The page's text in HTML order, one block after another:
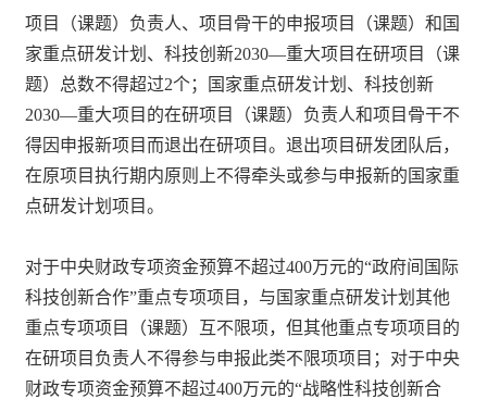
项目（课题）负责人、项目骨干的申报项目（课题）和国
家重点研发计划、科技创新2030—重大项目在研项目（课
题）总数不得超过2个；国家重点研发计划、科技创新
2030—重大项目的在研项目（课题）负责人和项目骨干不
得因申报新项目而退出在研项目。退出项目研发团队后，
在原项目执行期内原则上不得牵头或参与申报新的国家重
点研发计划项目。
对于中央财政专项资金预算不超过400万元的“政府间国际
科技创新合作”重点专项项目，与国家重点研发计划其他
重点专项项目（课题）互不限项，但其他重点专项项目的
在研项目负责人不得参与申报此类不限项项目；对于中央
财政专项资金预算不超过400万元的“战略性科技创新合